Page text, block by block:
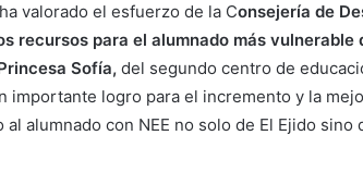
valorado el esfuerzo de la Consejería de
recursos para el alumnado más vulnerable
Sofía, del segundo centro de
importante logro para el incremento y la
al alumnado con NEE no solo de El Ejido